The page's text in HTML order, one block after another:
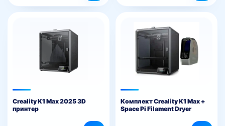
26
949 грн..
Creality K1 Max 2025 3D
принтер
Комплект Creality K1 Max +
Space Pi Filament Dryer